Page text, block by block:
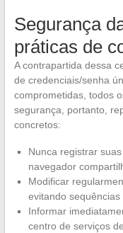
Segurança
práticas de
A contrapartida dessa
de credenciais/senha
comprometidas, todos
segurança, portanto,
concretos:
Nunca registrar
navegador
Modificar
evitando sequências
Informar
centro de serviços